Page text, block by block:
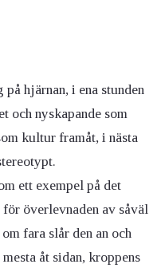
hjärnan, i ena stunden
och nyskapande som
kultur framåt, i nästa
ett exempel på det
överlevnaden av såväl
fara slår den an och
åt sidan, kroppens